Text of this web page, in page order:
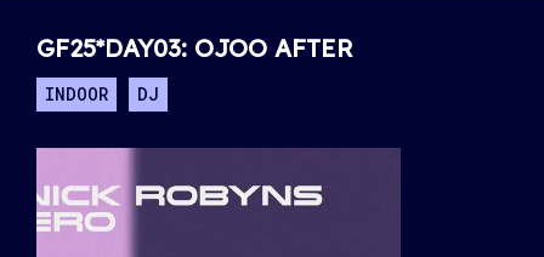
GF25*DAY03: OJOO AFTER
INDOOR DJ